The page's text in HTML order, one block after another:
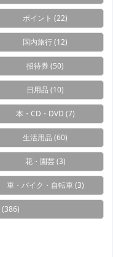
ポイント (22)
国内旅行(12)
招待券 (50)
日用品 (10)
本・CD・DVD (7)
生活用品 (60)
花・園芸(3)
車・バイク・自転車(3)
(386)